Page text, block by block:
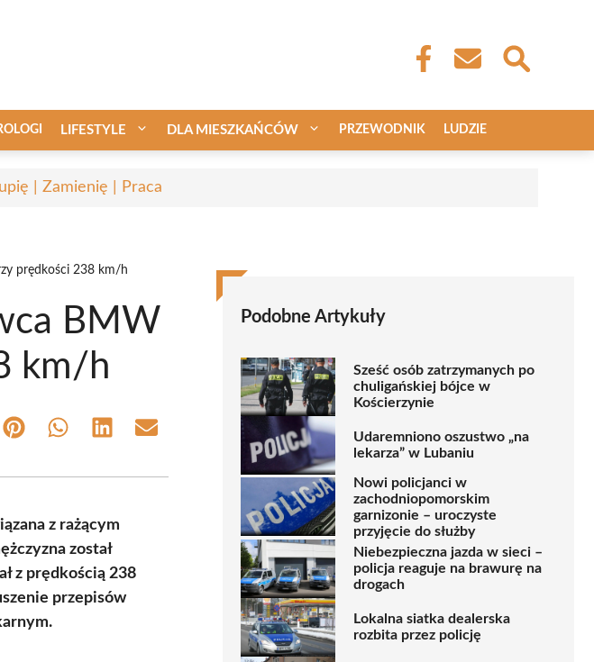
LIFESTYLE DLA MIESZKAŃCÓW PRZEWODNIK LUDZIE
| Zamienię | Praca
prędkości 238 km/h
BMW
km/h
Share Share Share Share
z rażącym
został
z prędkością 238
przepisów
Podobne Artykuły
Sześć osób zatrzymanych po
chuligańskiej bójce w
Kościerzynie
Udaremniono oszustwo „na
lekarza” w Lubaniu
Nowi policjanci w
zachodniopomorskim
garnizonie – uroczyste
przyjęcie do służby
Niebezpieczna jazda w sieci –
policja reaguje na brawurę na
drogach
Lokalna siatka dealerska
rozbita przez policję